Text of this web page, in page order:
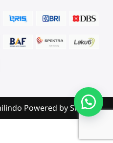
Powered bySribu